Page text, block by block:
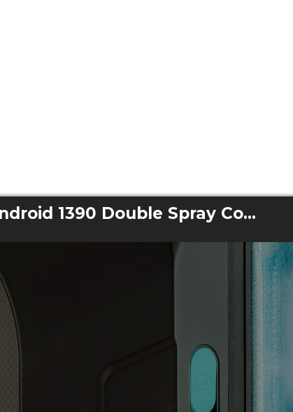
Conga Windroid 1390 Double Spray Connected